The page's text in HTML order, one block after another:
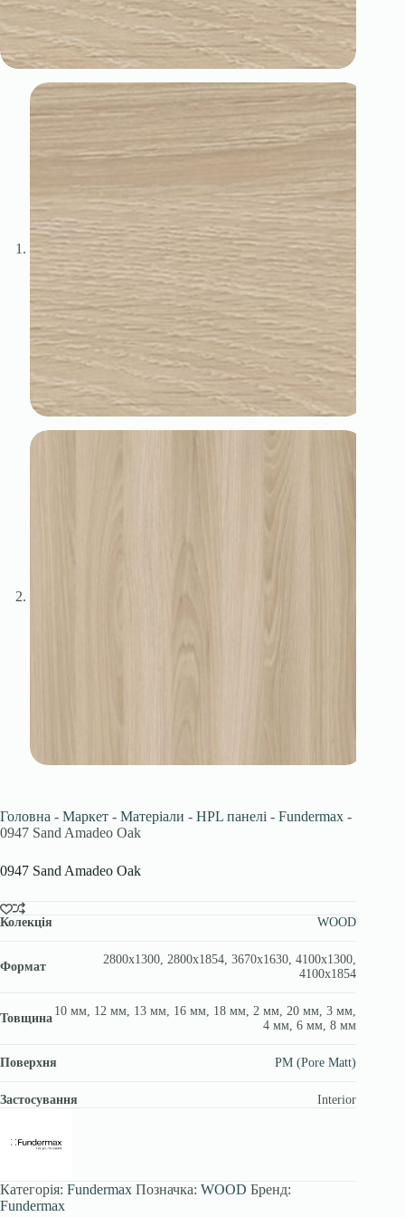
Головна - Маркет - Матеріали - HPL панелі - Fundermax -
0947 Sand Amadeo Oak
0947 Sand Amadeo Oak
Колекція WOOD
Формат
2800х1300, 2800х1854, 3670x1630, 4100х1300,
4100х1854
Товщина
10 мм, 12 мм, 13 мм, 16 мм, 18 мм, 2 мм, 20 мм, 3 мм,
4 мм, 6 мм, 8 мм
Поверхня PM (Pore Matt)
Застосування Interior
Категорія: Fundermax Позначка: WOOD Бренд:
Fundermax